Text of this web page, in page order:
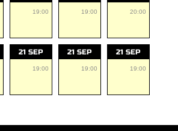
19:00 19:00 20:00
21 SEP
19:00
21 SEP
19:00
21 SEP
19:00